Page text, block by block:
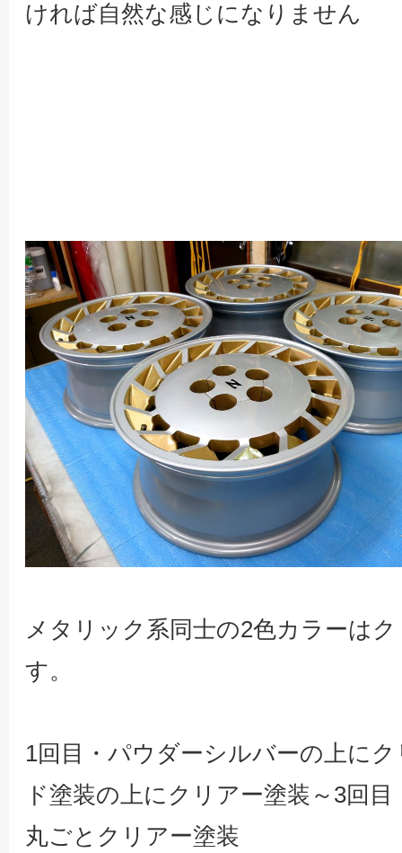
ければ自然な感じになりません
メタリック系同士の2色カラーは
す。
1回目・パウダーシルバーの上に
ド塗装の上にクリアー塗装～3回
丸ごとクリアー塗装